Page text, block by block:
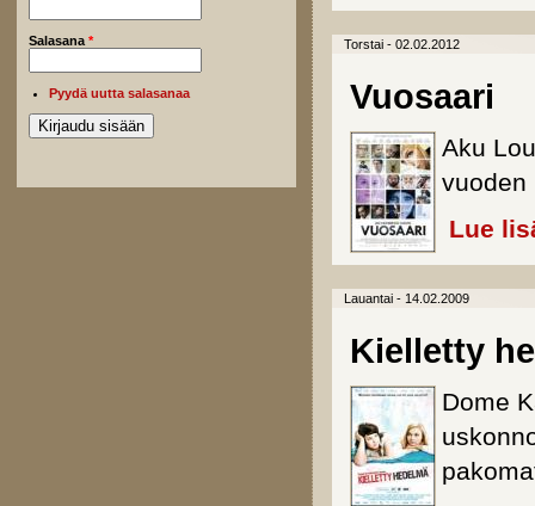
Salasana *
Pyydä uutta salasanaa
Torstai - 02.02.2012
Vuosaari
Aku
vuoden
Lue
Lauantai - 14.02.2009
Kielletty
Dome